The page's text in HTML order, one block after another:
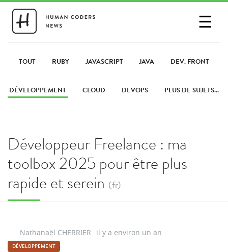
☰
PARTAGER UN LIEN
TOUT RUBY JAVASCRIPT JAVA DEV. FRONT
DÉVELOPPEMENT CLOUD DEVOPS PLUS DE SUJETS...
Développeur Freelance : ma
toolbox 2025 pour être plus
rapide et serein (fr)
Nathanaël CHERRIER il y a environ un an
DÉVELOPPEMENT